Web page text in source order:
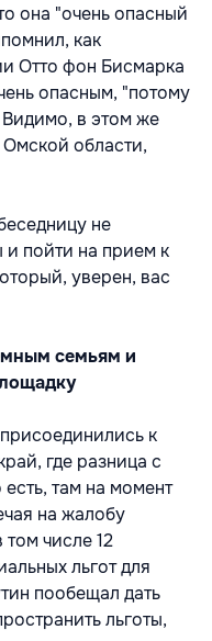
она "очень опасный
как
Отто фон Бисмарка
опасным, "потому
Видимо, в этом же
области,
не
и пойти на прием к
уверен, вас
семьям и
к
где разница с
там на момент
на жалобу
том числе 12
льгот для
пообещал дать
льготы,